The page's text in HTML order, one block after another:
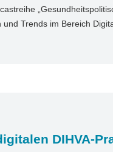
Trends im Bereich
DIHVA-